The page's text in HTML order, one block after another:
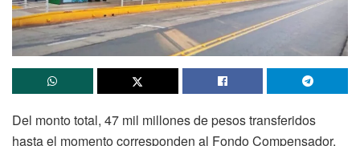
Del monto total, 47 mil millones de pesos transferidos
hasta el momento corresponden al Fondo Compensador,